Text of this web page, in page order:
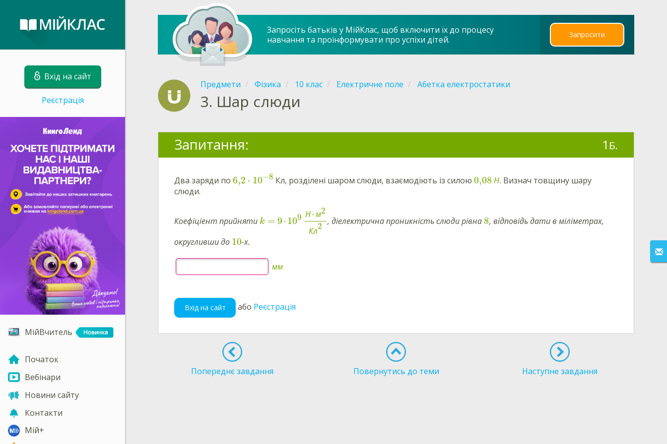
Вхід на сайт
Реєстрація
МійВчитель
Початок
Вебінари
Новини сайту
Контакти
Мій+
Запросіть батьків у МійКлас, щоб включити їх до процесу
навчання та проінформувати про успіхи дітей.
Запросити
Предмети Фізика 10 клас Електричне поле Абетка електростатики
3. Шар слюди
Запитання: 1 Б.
Два заряди по 6,2 ⋅ 10−8 Кл, розділені шаром слюди, взаємодіють із силою0,08 Н. Визнач товщину шару
слюди.
Коефіціент прийняти k = 9⋅ 109 Н⋅м2
Кл2
, діелектрична проникність слюди рівна8, відповідь дати в міліметрах,
округливши до 10-х.
мм
Вхід на сайт або Реєстрація
Попереднє завдання Повернутись до теми Наступне завдання